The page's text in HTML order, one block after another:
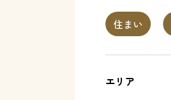
住まい
エリア